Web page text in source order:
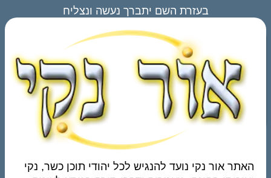
בעזרת השם יתברך נעשה ונצליח
האתר אור נקי נועד להנגיש לכל יהודי תוכן כשר, נקי